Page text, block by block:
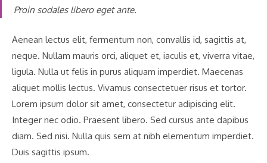
Proin sodales libero eget ante.
Aenean lectus elit, fermentum non, convallis id, sagittis at,
neque. Nullam mauris orci, aliquet et, iaculis et, viverra vitae,
ligula. Nulla ut felis in purus aliquam imperdiet. Maecenas
aliquet mollis lectus. Vivamus consectetuer risus et tortor.
Lorem ipsum dolor sit amet, consectetur adipiscing elit.
Integer nec odio. Praesent libero. Sed cursus ante dapibus
diam. Sed nisi. Nulla quis sem at nibh elementum imperdiet.
Duis sagittis ipsum.